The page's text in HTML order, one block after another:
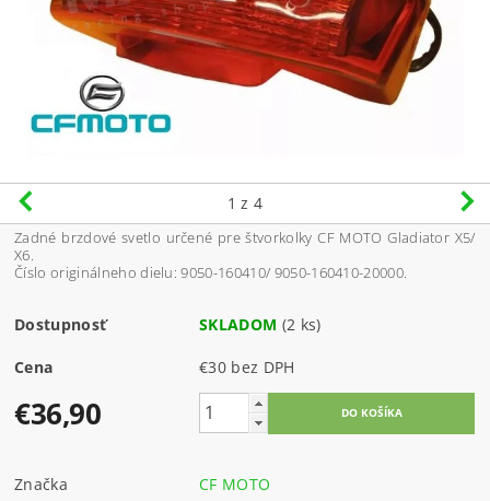
1 z 4
Zadné brzdové svetlo určené pre štvorkolky CF MOTO Gladiator X5/
X6.
Číslo originálneho dielu: 9050-160410/ 9050-160410-20000.
Dostupnosť SKLADOM (2 ks)
Cena €30 bez DPH
€36,90
Značka
CF MOTO